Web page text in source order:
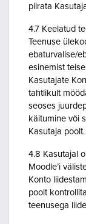
piirata
4.7 Keelatud
Teenuse
ebaturvalise/
esinemist
Kasutajate
tahtlikult
seoses
käitumine või
Kasutaja poolt.
4.8 Kasutajal
Moodle’i
Konto
poolt
teenusega